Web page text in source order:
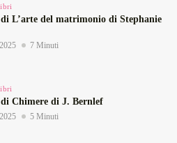
di L’arte del matrimonio di Stephanie
7 Minuti
di Chimere di J. Bernlef
5 Minuti